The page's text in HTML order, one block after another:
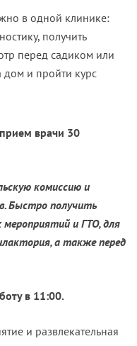
в одной клинике:
получить
перед садиком или
дом и пройти курс
врачи 30
комиссию и
Быстро получить
мероприятий и ГТО, для
а также перед
в 11:00.
и развлекательная